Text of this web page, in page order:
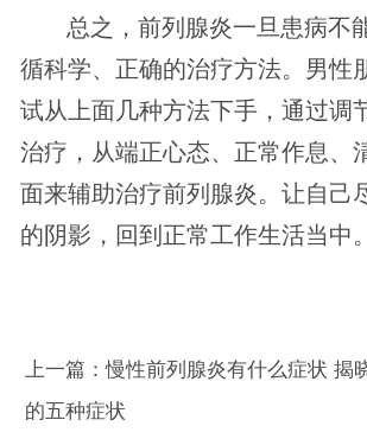
总之，前列腺炎一旦患病不
循科学、正确的治疗方法。男性
试从上面几种方法下手，通过调
治疗，从端正心态、正常作息、
面来辅助治疗前列腺炎。让自己
的阴影，回到正常工作生活当中。
上一篇：慢性前列腺炎有什么症状 揭
的五种症状